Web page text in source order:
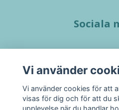
Sociala
Vi använder
Vi använder cookies för att
visas för dig och för att du
upplevelse när du handlar